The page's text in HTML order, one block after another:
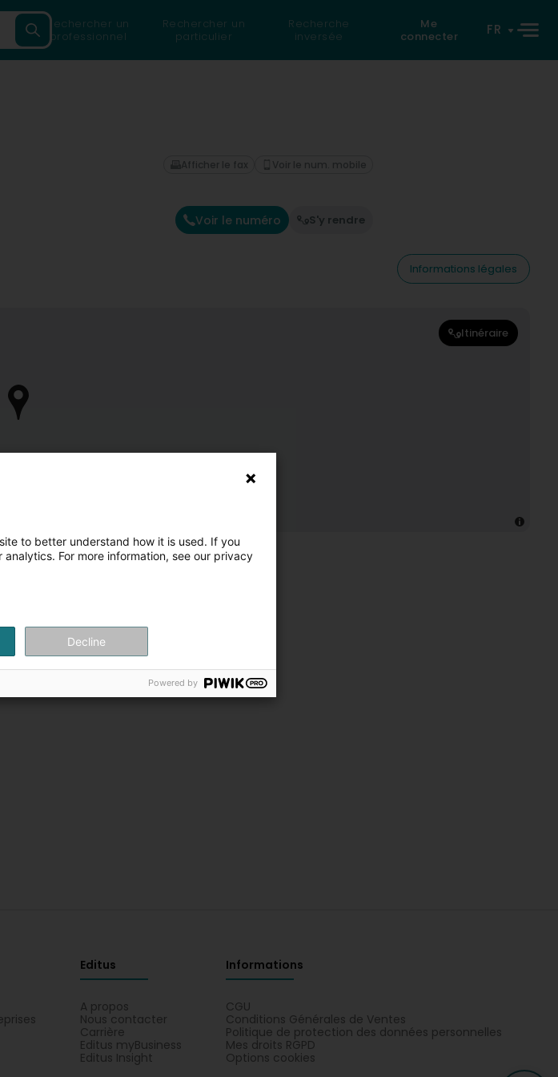
Rechercher un
professionnel
Rechercher un
particulier
Recherche
inversée
Me
connecter
FR
Voir le numéro S'y rendre
Afficher le fax Voir le num. mobile
Informations légales
Itinéraire
Editus
A propos
Nous contacter
Carrière
Editus myBusiness
Editus Insight
Informations
CGU
Conditions Générales de Ventes
Politique de protection des données personnelles
Mes droits RGPD
Options cookies
to better understand how it is used. If you
For more information, see our privacy
Decline
Powered by